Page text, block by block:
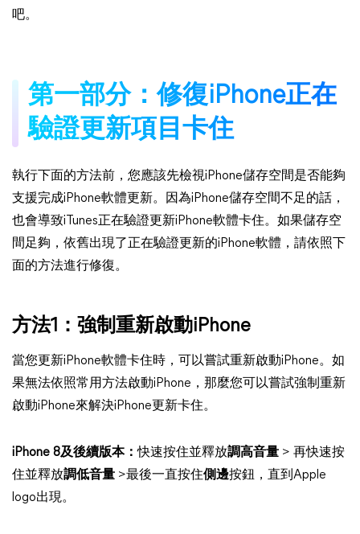
吧。
第一部分：修復iPhone正在
驗證更新項目卡住
執行下面的方法前，您應該先檢視iPhone儲存空間是否能夠
支援完成iPhone軟體更新。因為iPhone儲存空間不足的話，
也會導致iTunes正在驗證更新iPhone軟體卡住。如果儲存空
間足夠，依舊出現了正在驗證更新的iPhone軟體，請依照下
面的方法進行修復。
方法1：強制重新啟動iPhone
當您更新iPhone軟體卡住時，可以嘗試重新啟動iPhone。如
果無法依照常用方法啟動iPhone，那麼您可以嘗試強制重新
啟動iPhone來解決iPhone更新卡住。
iPhone 8及後續版本：快速按住並釋放調高音量 > 再快速按
住並釋放調低音量 >最後一直按住側邊按鈕，直到Apple
logo出現。